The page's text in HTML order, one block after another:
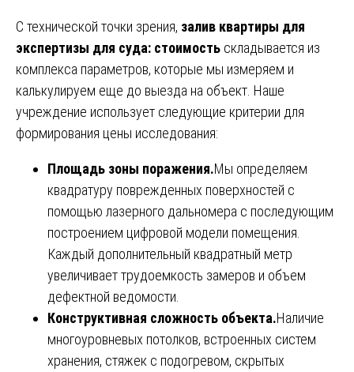
С технической точки зрения, залив квартиры для
экспертизы для суда: стоимость складывается из
комплекса параметров, которые мы измеряем и
калькулируем еще до выезда на объект. Наше
учреждение использует следующие критерии для
формирования цены исследования:
Площадь зоны поражения.Мы определяем
квадратуру поврежденных поверхностей с
помощью лазерного дальномера с последующим
построением цифровой модели помещения.
Каждый дополнительный квадратный метр
увеличивает трудоемкость замеров и объем
дефектной ведомости.
Конструктивная сложность объекта.Наличие
многоуровневых потолков, встроенных систем
хранения, стяжек с подогревом, скрытых